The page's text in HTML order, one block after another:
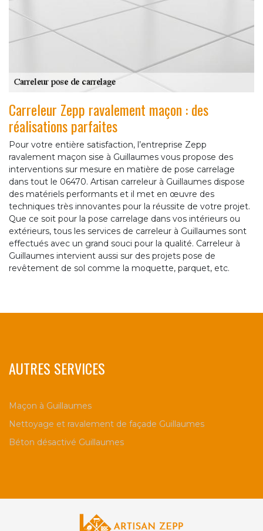
Carreleur Zepp ravalement maçon : des
réalisations parfaites
Pour votre entière satisfaction, l’entreprise Zepp
ravalement maçon sise à Guillaumes vous propose des
interventions sur mesure en matière de pose carrelage
dans tout le 06470. Artisan carreleur à Guillaumes dispose
des matériels performants et il met en œuvre des
techniques très innovantes pour la réussite de votre projet.
Que ce soit pour la pose carrelage dans vos intérieurs ou
extérieurs, tous les services de carreleur à Guillaumes sont
effectués avec un grand souci pour la qualité. Carreleur à
Guillaumes intervient aussi sur des projets pose de
revêtement de sol comme la moquette, parquet, etc.
AUTRES SERVICES
Maçon à Guillaumes
Nettoyage et ravalement de façade Guillaumes
Béton désactivé Guillaumes